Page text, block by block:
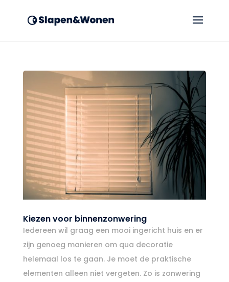
Kiezen voor binnenzonwering
Iedereen wil graag een mooi ingericht huis en er
zijn genoeg manieren om qua decoratie
helemaal los te gaan. Je moet de praktische
elementen alleen niet vergeten. Zo is zonwering